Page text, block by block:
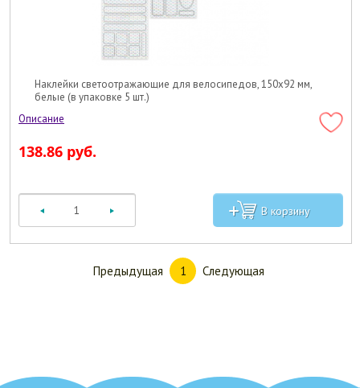
Наклейки светоотражающие для велосипедов, 150х92 мм,
белые (в упаковке 5 шт.)
138.86 руб.
Предыдущая 1 Следующая